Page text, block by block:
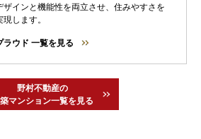
ザインと機能性を両立させ、住みやすさを
現します。
ラウド 一覧を見る
野村不動産の
マンション一覧を見る